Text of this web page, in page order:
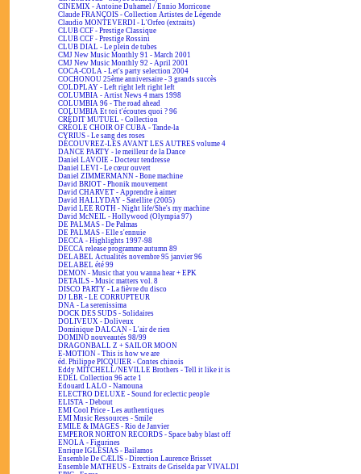
CINEMIX - Antoine Duhamel / Ennio Morricone
Claude FRANÇOIS - Collection Artistes de Légende
Claudio MONTEVERDI - L'Orfeo (extraits)
CLUB CCF - Prestige Classique
CLUB CCF - Prestige Rossini
CLUB DIAL - Le plein de tubes
CMJ New Music Monthly 91 - March 2001
CMJ New Music Monthly 92 - April 2001
COCA-COLA - Let's party selection 2004
COCHONOU 25ème anniversaire - 3 grands succès
COLDPLAY - Left right left right left
COLUMBIA - Artist News 4 mars 1998
COLUMBIA 96 - The road ahead
COLUMBIA Et toi t'écoutes quoi ? 96
CRÉDIT MUTUEL - Collection
CRÉOLE CHOIR OF CUBA - Tande-la
CYRIUS - Le sang des roses
DÉCOUVREZ-LES AVANT LES AUTRES volume 4
DANCE PARTY - le meilleur de la Dance
Daniel LAVOIE - Docteur tendresse
Daniel LEVI - Le cœur ouvert
Daniel ZIMMERMANN - Bone machine
David BRIOT - Phonik mouvement
David CHARVET - Apprendre à aimer
David HALLYDAY - Satellite (2005)
David LEE ROTH - Night life/She's my machine
David McNEIL - Hollywood (Olympia 97)
DE PALMAS - De Palmas
DE PALMAS - Elle s'ennuie
DECCA - Highlights 1997-98
DECCA release programme autumn 89
DELABEL Actualités novembre 95 janvier 96
DELABEL été 99
DEMON - Music that you wanna hear + EPK
DETAILS - Music matters vol. 8
DISCO PARTY - La fièvre du disco
DJ LBR - LE CORRUPTEUR
DNA - La serenissima
DOCK DES SUDS - Solidaires
DOLIVEUX - Doliveux
Dominique DALCAN - L'air de rien
DOMINO nouveautés 98/99
DRAGONBALL Z + SAILOR MOON
E-MOTION - This is how we are
éd. Philippe PICQUIER - Contes chinois
Eddy MITCHELL/NEVILLE Brothers - Tell it like it is
EDEL Collection 96 acte 1
Edouard LALO - Namouna
ELECTRO DELUXE - Sound for eclectic people
ELISTA - Debout
EMI Cool Price - Les authentiques
EMI Music Ressources - Smile
EMILE & IMAGES - Rio de Janvier
EMPEROR NORTON RECORDS - Space baby blast off
ENOLA - Figurines
Enrique IGLESIAS - Bailamos
Ensemble De CÆLIS - Direction Laurence Brisset
Ensemble MATHEUS - Extraits de Griselda par VIVALDI